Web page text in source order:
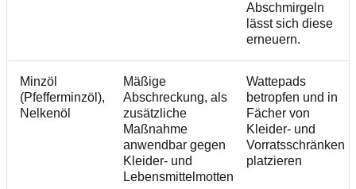
Abschmirgeln
lässt sich diese
erneuern.
Minzöl
(Pfefferminzöl),
Nelkenöl
Mäßige
Abschreckung, als
zusätzliche
Maßnahme
anwendbar gegen
Kleider- und
Lebensmittelmotten
Wattepads
betropfen und in
Fächer von
Kleider- und
Vorratsschränken
platzieren